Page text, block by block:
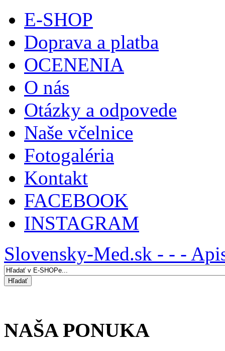
E-SHOP
Doprava a platba
OCENENIA
O nás
Otázky a odpovede
Naše včelnice
Fotogaléria
Kontakt
FACEBOOK
INSTAGRAM
Slovensky-Med.sk - - -
NAŠA PONUKA